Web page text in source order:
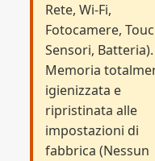
Rete, Wi-Fi,
Fotocamere,
Sensori, Batteria).
Memoria
igienizzata e
ripristinata alle
impostazioni di
fabbrica (Nessun